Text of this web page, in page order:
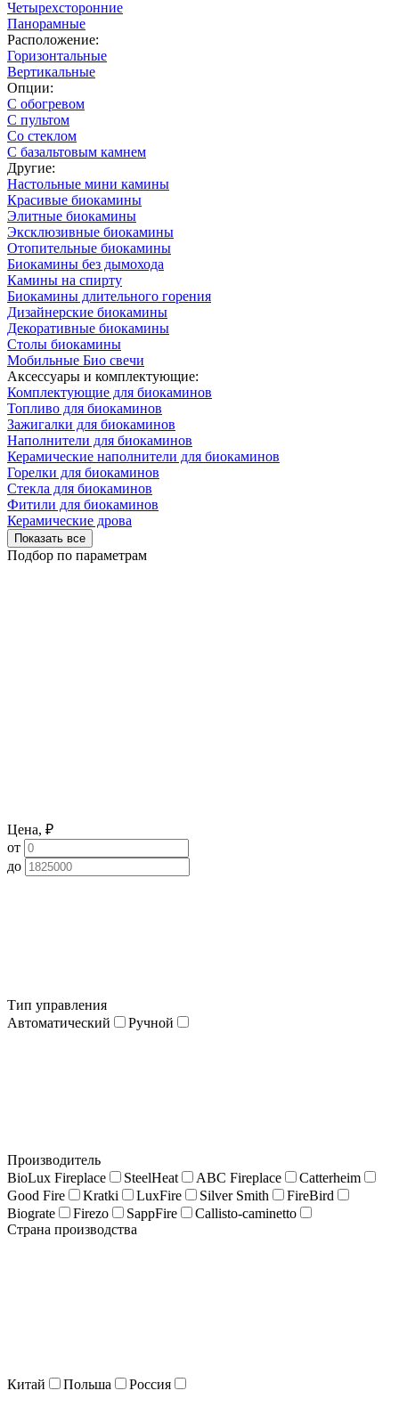
Четырехсторонние
Панорамные
Расположение:
Горизонтальные
Вертикальные
Опции:
С обогревом
С пультом
Со стеклом
С базальтовым камнем
Другие:
Настольные мини камины
Красивые биокамины
Элитные биокамины
Эксклюзивные биокамины
Отопительные биокамины
Биокамины без дымохода
Камины на спирту
Биокамины длительного горения
Дизайнерские биокамины
Декоративные биокамины
Столы биокамины
Мобильные Био свечи
Аксессуары и комплектующие:
Комплектующие для биокаминов
Топливо для биокаминов
Зажигалки для биокаминов
Наполнители для биокаминов
Керамические наполнители для биокаминов
Горелки для биокаминов
Стекла для биокаминов
Фитили для биокаминов
Керамические дрова
Показать все
Подбор по параметрам
Цена, ₽
от
до
Тип управления
Автоматический
Ручной
Производитель
BioLux Fireplace
SteelHeat ABC Fireplace
Catterheim
Good Fire
Kratki LuxFire Silver Smith
FireBird
Biograte
Firezo SappFire
Callisto-caminetto
Страна производства
Китай Польша Россия